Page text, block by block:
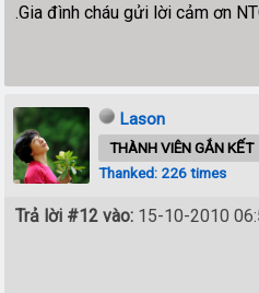
.Gia đình cháu gửi lời cảm ơn
Lason
THÀNH VIÊN GẮN KẾT
Thanked: 226 times
Trả lời #12 vào: 15-10-2010